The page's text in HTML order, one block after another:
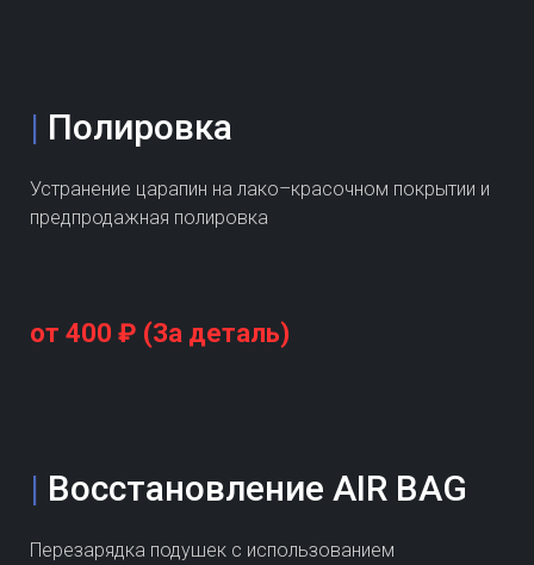
| Полировка
Устранение царапин на лако–красочном покрытии и
предпродажная полировка
от 400 ₽ (За деталь)
| Восстановление AIR BAG
Перезарядка подушек с использованием